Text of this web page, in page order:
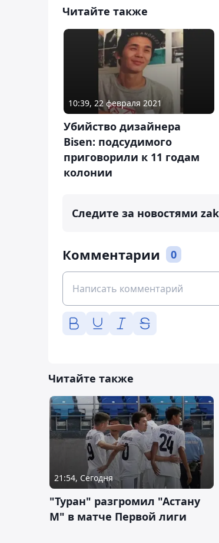
Читайте также
10:39, 22 февраля 2021
Убийство дизайнера
Bisen: подсудимого
приговорили к 11 годам
колонии
Следите за новостями
Комментарии 0
Читайте также
21:54, Сегодня
"Туран" разгромил "Астану
М" в матче Первой лиги